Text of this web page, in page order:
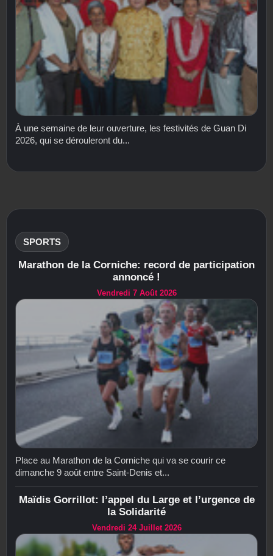
À une semaine de leur ouverture, les festivités de Guan Di
2026, qui se dérouleront du...
SPORTS
Marathon de la Corniche: record de participation
annoncé !
Vendredi 7 Août 2026
Place au Marathon de la Corniche qui va se courir ce
dimanche 9 août entre Saint-Denis et...
Maïdis Gorrillot: l’appel du Large et l’urgence de
la Solidarité
Vendredi 24 Juillet 2026